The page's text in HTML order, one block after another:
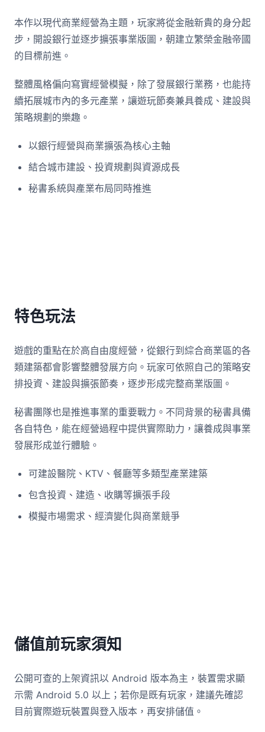
本作以現代商業經營為主題，玩家將從金融新貴的身分起
步，開設銀行並逐步擴張事業版圖，朝建立繁榮金融帝國
的目標前進。
整體風格偏向寫實經營模擬，除了發展銀行業務，也能持
續拓展城市內的多元產業，讓遊玩節奏兼具養成、建設與
策略規劃的樂趣。
以銀行經營與商業擴張為核心主軸
結合城市建設、投資規劃與資源成長
秘書系統與產業布局同時推進
特色玩法
遊戲的重點在於高自由度經營，從銀行到綜合商業區的各
類建築都會影響整體發展方向。玩家可依照自己的策略安
排投資、建設與擴張節奏，逐步形成完整商業版圖。
秘書團隊也是推進事業的重要戰力。不同背景的秘書具備
各自特色，能在經營過程中提供實際助力，讓養成與事業
發展形成並行體驗。
可建設醫院、KTV、餐廳等多類型產業建築
包含投資、建造、收購等擴張手段
模擬市場需求、經濟變化與商業競爭
儲值前玩家須知
公開可查的上架資訊以 Android 版本為主，裝置需求顯
示需 Android 5.0 以上；若你是既有玩家，建議先確認
目前實際遊玩裝置與登入版本，再安排儲值。